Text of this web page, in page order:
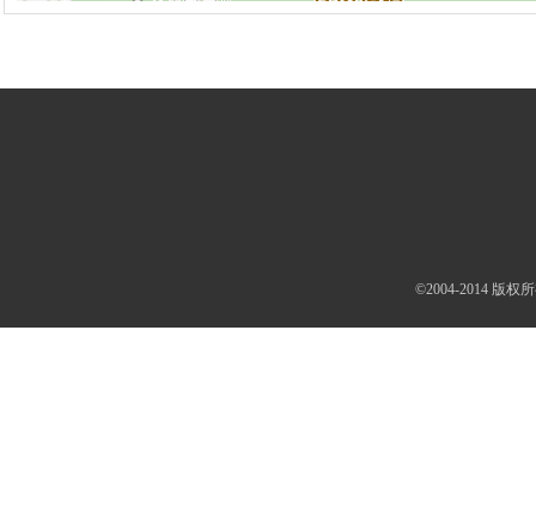
©2004-2014 版权